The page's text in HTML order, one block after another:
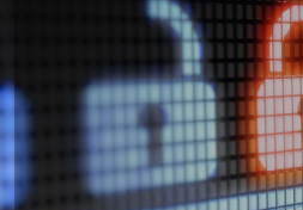
地域の取り組み
地域社会を支える皆さまと地域課題の解決や
地域経済のさらなる活性化に取り組みます
自治体・地域社会との共創
LGPF(Local Government Platform)